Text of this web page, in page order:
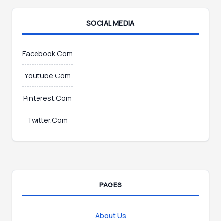
SOCIAL MEDIA
Facebook.Com
Youtube.Com
Pinterest.Com
Twitter.Com
PAGES
About Us